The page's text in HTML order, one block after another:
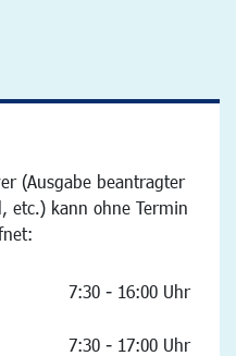
(Ausgabe beantragter
etc.) kann ohne Termin
7:30 - 16:00 Uhr
7:30 - 17:00 Uhr